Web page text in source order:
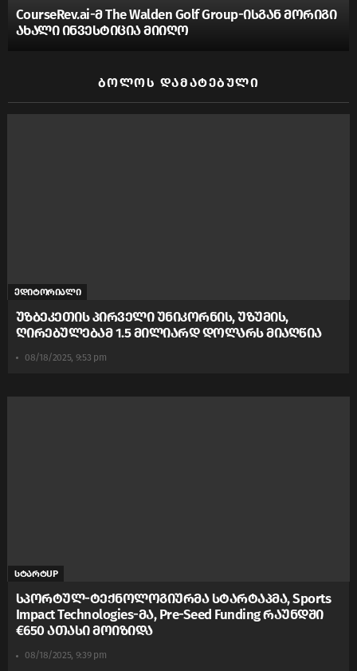
CourseRev.ai-მ The Walden Golf Group-ისგან მორიგი
ახალი ინვესტიცია მიიღო
ᲑᲝᲚᲝᲡ ᲓᲐᲛᲐᲢᲔᲑᲣᲚᲘ
ედიტორიალი
უზბეკეთის პირველი უნიკორნის, უზუმის,
ღირებულებამ 1.5 მილიარდ დოლარს მიაღწია
08/18/2025, 9:53 pm
სტარტUP
სპორტულ-ტექნოლოგიურმა სტარტაპმა, Sports
Impact Technologies-მა, Pre-Seed Funding რაუნდში
€650 ათასი მოიზიდა
08/18/2025, 9:39 pm